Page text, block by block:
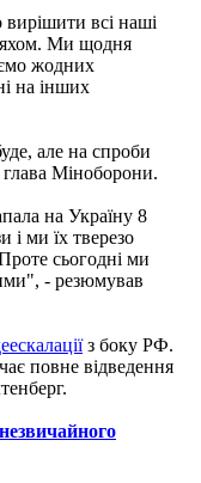
всі наші
Ми щодня
жодних
на інших
але на спроби
глава Міноборони.
на Україну 8
і ми їх тверезо
сьогодні ми
- резюмував
з боку РФ.
повне відведення